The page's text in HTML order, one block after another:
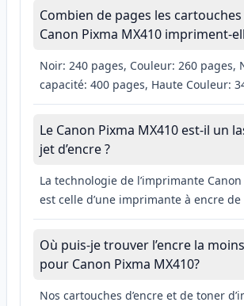
Combien de pages les cartouches
Canon Pixma MX410 impriment-
Noir: 240 pages, Couleur: 260 pages,
capacité: 400 pages, Haute Couleur:
Le Canon Pixma MX410 est-il un
jet d’encre ?
La technologie de l’imprimante Canon
est celle d’une imprimante à encre de
Où puis-je trouver l’encre la
pour Canon Pixma MX410?
Nos cartouches d’encre et de toner